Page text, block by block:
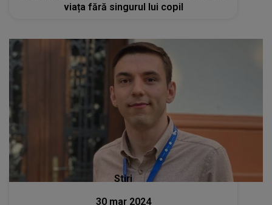
viața fără singurul lui copil
Stiri
30 mar 2024